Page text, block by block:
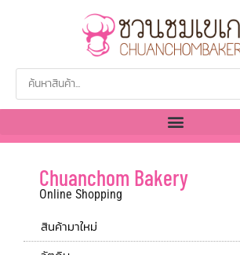
Chuanchom Bakery
Online Shopping
สินค้ามาใหม่